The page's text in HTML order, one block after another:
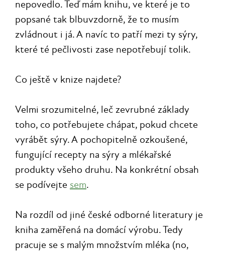
nepovedlo. Teď mám knihu, ve které je to
popsané tak blbuvzdorně, že to musím
zvládnout i já. A navíc to patří mezi ty sýry,
které té pečlivosti zase nepotřebují tolik.
Co ještě v knize najdete?
Velmi srozumitelné, leč zevrubné základy
toho, co potřebujete chápat, pokud chcete
vyrábět sýry. A pochopitelně ozkoušené,
fungující recepty na sýry a mlékařské
produkty všeho druhu. Na konkrétní obsah
se podívejte sem.
Na rozdíl od jiné české odborné literatury je
kniha zaměřená na domácí výrobu. Tedy
pracuje se s malým množstvím mléka (no,